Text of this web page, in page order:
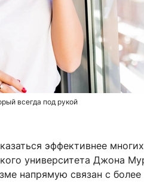
всегда под рукой
эффективнее
университета Джона
напрямую связан с